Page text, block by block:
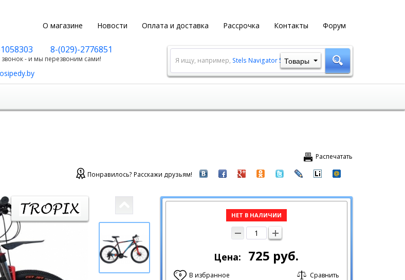
О магазине Новости Оплата и доставка Рассрочка Контакты Форум
8-(029)-2776851
звонок - и мы перезвоним сами! Я ищу, например, Stels Navigator 500 MD
Товары
Распечатать
Понравилось? Расскажи друзьям!
НЕТ В НАЛИЧИИ
Цена: 725 руб.
0 В избранное Сравнить